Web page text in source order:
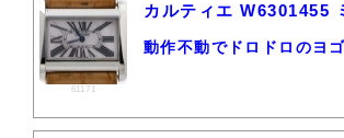
61171
カルティエ W6301455
動作不動でドロドロのヨ